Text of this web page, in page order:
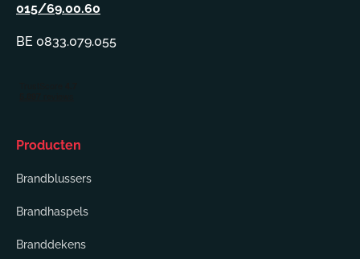
015/69.00.60
BE 0833.079.055
Producten
Brandblussers
Brandhaspels
Branddekens